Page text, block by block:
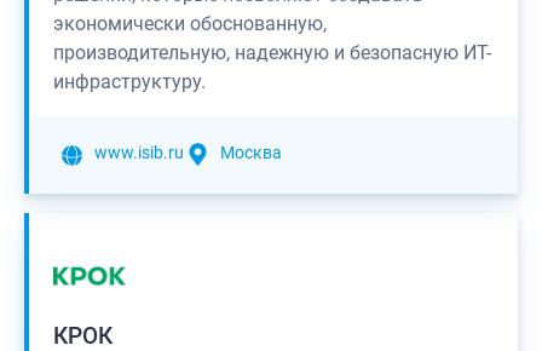
экономически обоснованную,
производительную, надежную и безопасную ИТ-
инфраструктуру.
www.isib.ru Москва
КРОК